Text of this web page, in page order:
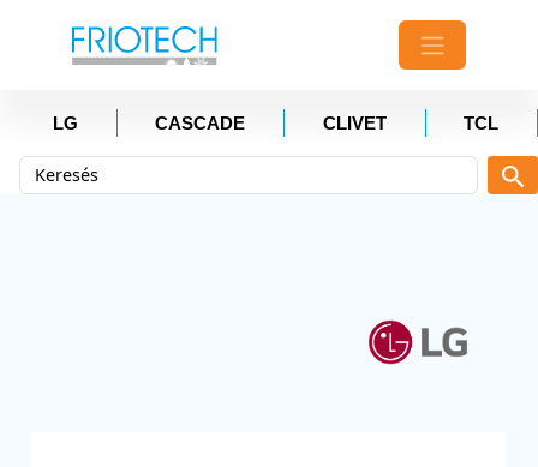
LG CASCADE CLIVET TCL